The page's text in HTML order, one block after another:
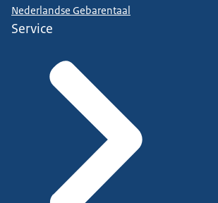
Nederlandse Gebarentaal
Service